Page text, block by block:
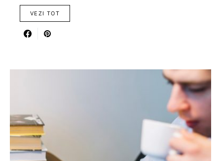
VEZI TOT